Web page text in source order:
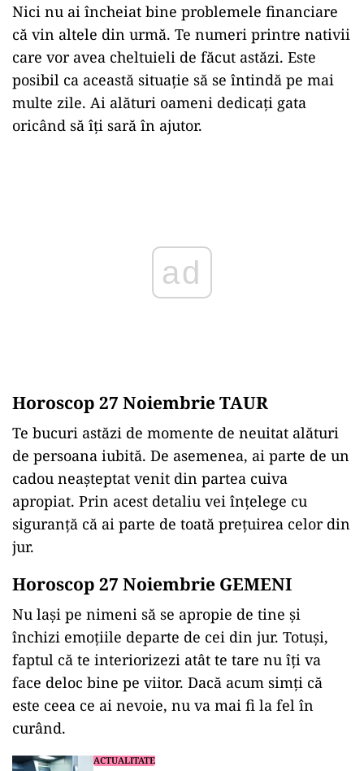
Nici nu ai încheiat bine problemele financiare
că vin altele din urmă. Te numeri printre nativii
care vor avea cheltuieli de făcut astăzi. Este
posibil ca această situație să se întindă pe mai
multe zile. Ai alături oameni dedicați gata
oricând să îți sară în ajutor.
Horoscop 27 Noiembrie TAUR
Te bucuri astăzi de momente de neuitat alături
de persoana iubită. De asemenea, ai parte de un
cadou neașteptat venit din partea cuiva
apropiat. Prin acest detaliu vei înțelege cu
siguranță că ai parte de toată prețuirea celor din
jur.
Horoscop 27 Noiembrie GEMENI
Nu lași pe nimeni să se apropie de tine și
închizi emoțiile departe de cei din jur. Totuși,
faptul că te interiorizezi atât te tare nu îți va
face deloc bine pe viitor. Dacă acum simți că
este ceea ce ai nevoie, nu va mai fi la fel în
curând.
ACTUALITATE